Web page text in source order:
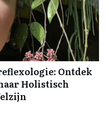
Ontdek
Holistisch